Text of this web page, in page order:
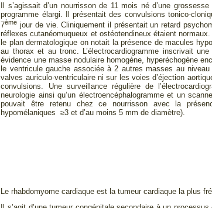
Il s’agissait d’un nourrisson de 11 mois né d’une
programme élargi. Il présentait des convulsions tonico-
7ème jour de vie. Cliniquement il présentait un retard
réflexes cutanéomuqueux et ostéotendineux étaient
le plan dermatologique on notait la présence de macules
au thorax et au tronc. L’électrocardiogramme inscrivait
évidence une masse nodulaire homogène, hyperéchogène
le ventricule gauche associée à 2 autres masses au
valves auriculo-ventriculaire ni sur les voies d’éjection
convulsions. Une surveillance régulière de
neurologie ainsi qu’un électroencéphalogramme et un
pouvait être retenu chez ce nourrisson avec la
hypomélaniques ≥3 et d’au moins 5 mm de diamètre).
Le rhabdomyome cardiaque est la tumeur cardiaque la plus